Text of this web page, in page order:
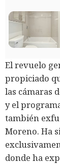
El revuelo
propiciado
las cámaras
y el
también
Moreno. Ha
donde ha